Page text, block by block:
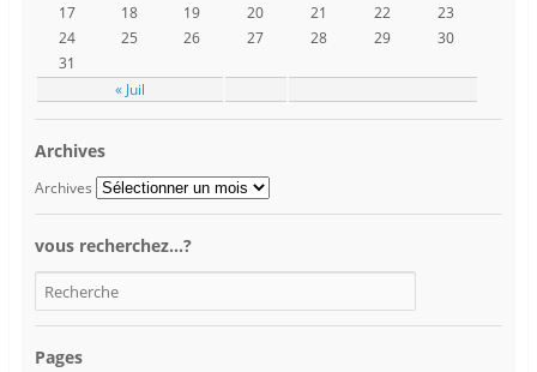
« Juil
17
18 19 20 21 22
23
24
25 26 27 28 29
30
31
Archives
Archives
vous recherchez…?
Pages